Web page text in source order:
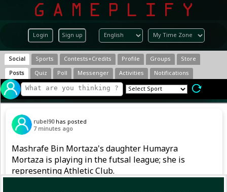
Login Sign up
Social Sports Contests+Credits Profile Groups
Store
Posts
Quiz Poll Messenger Activities Notifications
rubel90 has posted
7 minutes ago
Mashrafe Bin Mortaza's daughter Humayra
Mortaza is playing in the futsal league; she is
representing Athletic Club.